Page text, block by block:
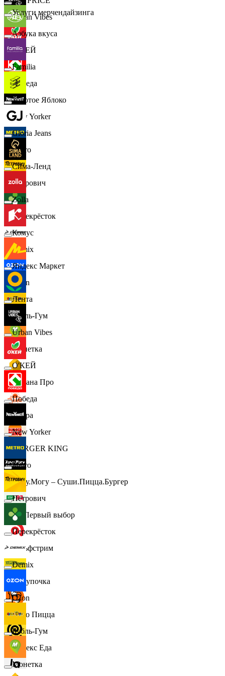
Urban Vibes
О'КЕЙ
Победа
New Yorker
Metro
Петрович
Перекрёсток
Demix
Ozon
Бубль-Гум
Монетка
Лемана Про
7 утра
BURGER KING
Хочу.Могу – Суши.Пицца.Бургер
B1 Первый выбор
Гольфстрим
Покупочка
Додо Пицца
Яндекс Еда
Азбука вкуса
Familia
Золотое Яблоко
Gloria Jeans
Сима-Ленд
Zolla
Комус
Яндекс Маркет
Лента
Urban Vibes
О'КЕЙ
Победа
New Yorker
Metro
Петрович
Перекрёсток
Demix
Ozon
Бубль-Гум
Монетка
Услуги мерчендайзинга